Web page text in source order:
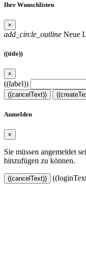
Ihre Wunschlisten
×
add_circle_outline Neue
((title))
×
((label))
((cancelText))
Anmelden
×
Sie müssen angemeldet
hinzufügen zu können.
((cancelText))